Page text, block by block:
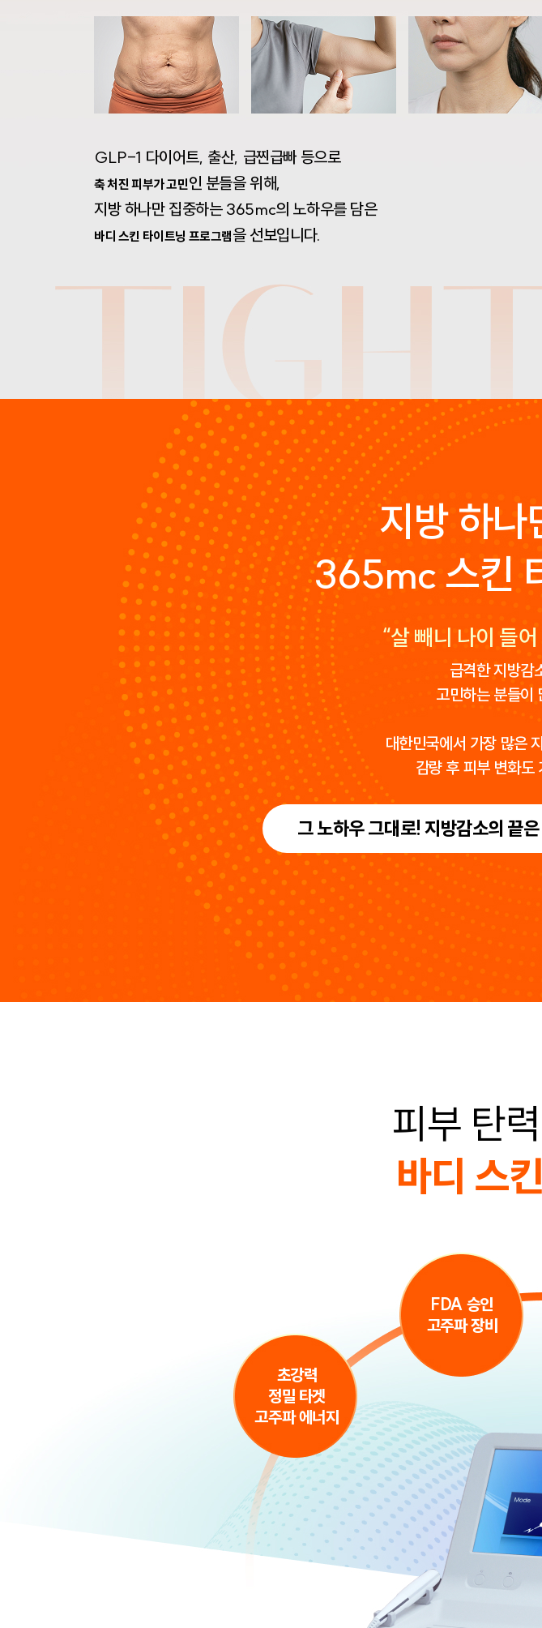
GLP-1 다이어트, 출산, 급찐급빠 등으로
축 처진 피부가 고민인 분들을 위해,
지방 하나만 집중하는 365mc의 노하우를 담은
바디 스킨 타이트닝 프로그램을 선보입니다.
지방 하나
365mc 스킨
“살 빼니 나이 들
급격한 지방감
고민하는 분들이
대한민국에서 가장 많은
감량 후 피부 변화도
그 노하우 그대로! 지방감소의 끝은
피부 탄
바디 스
초강력
정밀 타겟
고주파 에너지
FDA 승인
고주파 장비